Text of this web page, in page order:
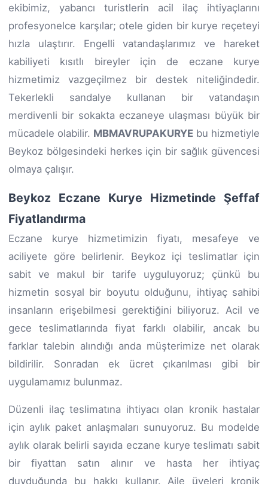
ekibimiz, yabancı turistlerin acil ilaç ihtiyaçlarını
profesyonelce karşılar; otele giden bir kurye reçeteyi
hızla ulaştırır. Engelli vatandaşlarımız ve hareket
kabiliyeti kısıtlı bireyler için de eczane kurye
hizmetimiz vazgeçilmez bir destek niteliğindedir.
Tekerlekli sandalye kullanan bir vatandaşın
merdivenli bir sokakta eczaneye ulaşması büyük bir
mücadele olabilir. MBMAVRUPAKURYE bu hizmetiyle
Beykoz bölgesindeki herkes için bir sağlık güvencesi
olmaya çalışır.
Beykoz Eczane Kurye Hizmetinde Şeffaf
Fiyatlandırma
Eczane kurye hizmetimizin fiyatı, mesafeye ve
aciliyete göre belirlenir. Beykoz içi teslimatlar için
sabit ve makul bir tarife uyguluyoruz; çünkü bu
hizmetin sosyal bir boyutu olduğunu, ihtiyaç sahibi
insanların erişebilmesi gerektiğini biliyoruz. Acil ve
gece teslimatlarında fiyat farklı olabilir, ancak bu
farklar talebin alındığı anda müşterimize net olarak
bildirilir. Sonradan ek ücret çıkarılması gibi bir
uygulamamız bulunmaz.
Düzenli ilaç teslimatına ihtiyacı olan kronik hastalar
için aylık paket anlaşmaları sunuyoruz. Bu modelde
aylık olarak belirli sayıda eczane kurye teslimatı sabit
bir fiyattan satın alınır ve hasta her ihtiyaç
duyduğunda bu hakkı kullanır. Aile üyeleri kronik